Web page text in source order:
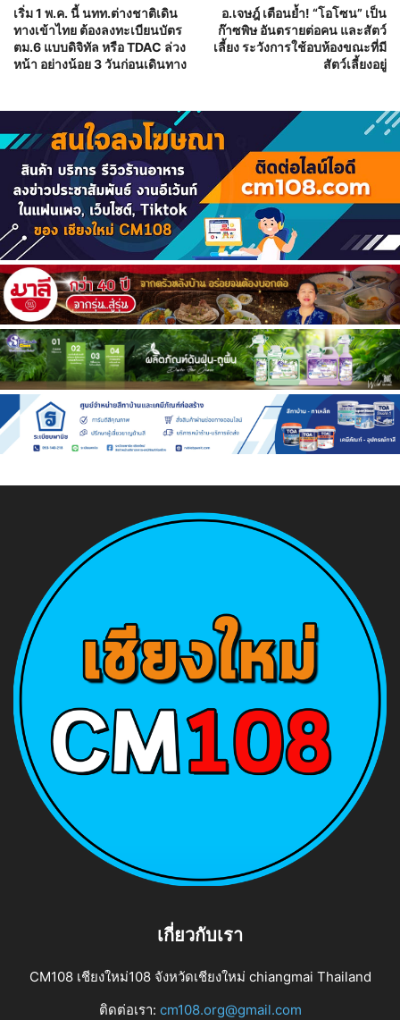
เริ่ม 1 พ.ค. นี้ นทท.ต่างชาติเดิน
ทางเข้าไทย ต้องลงทะเบียนบัตร
ตม.6 แบบดิจิทัล หรือ TDAC ล่วง
หน้า อย่างน้อย 3 วันก่อนเดินทาง
อ.เจษฎ์ เตือนย้ำ! “โอโซน” เป็น
ก๊าซพิษ อันตรายต่อคน และสัตว์
เลี้ยง ระวังการใช้อบห้องขณะที่มี
สัตว์เลี้ยงอยู่
เกี่ยวกับเรา
CM108 เชียงใหม่108 จังหวัดเชียงใหม่ chiangmai Thailand
ติดต่อเรา: cm108.org@gmail.com